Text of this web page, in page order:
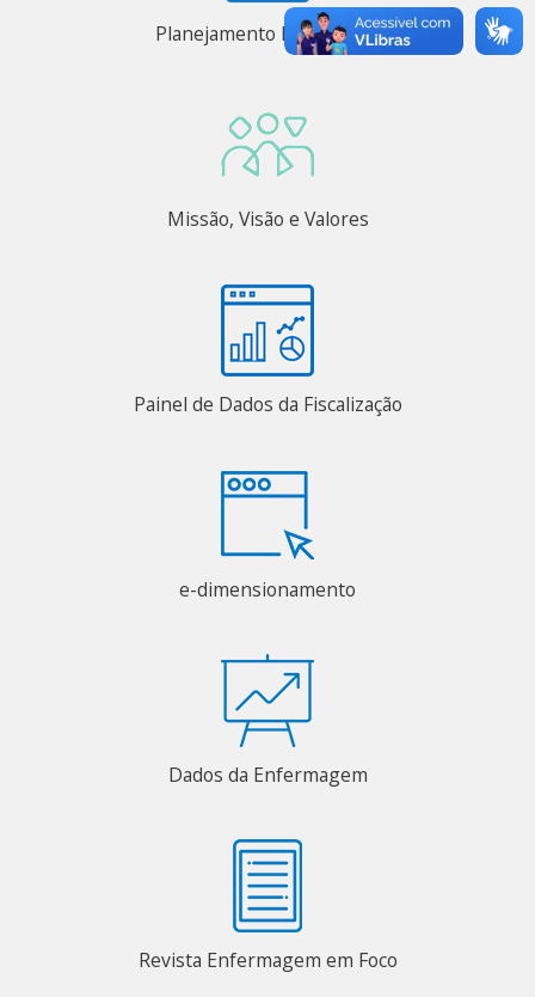
Planejamento Estratégico
Missão, Visão e Valores
Painel de Dados da Fiscalização
e-dimensionamento
Dados da Enfermagem
Revista Enfermagem em Foco